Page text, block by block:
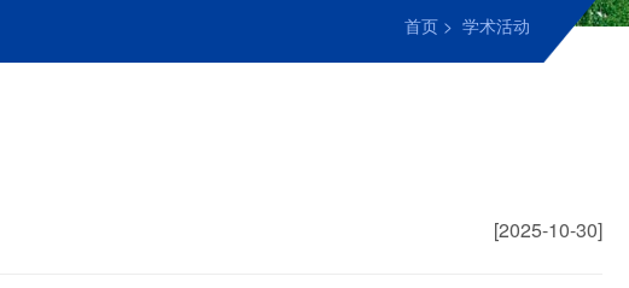
首页 > 学术活动
[2025-10-30]